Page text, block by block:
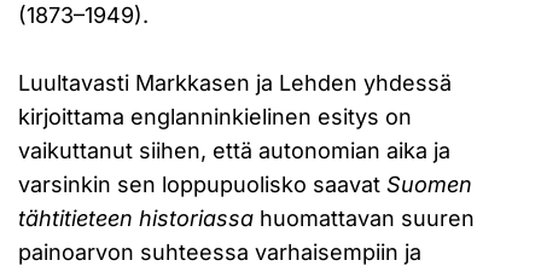
(1873–1949).
Luultavasti Markkasen ja Lehden yhdessä
kirjoittama englanninkielinen esitys on
vaikuttanut siihen, että autonomian aika ja
varsinkin sen loppupuolisko saavat Suomen
tähtitieteen historiassa huomattavan suuren
painoarvon suhteessa varhaisempiin ja